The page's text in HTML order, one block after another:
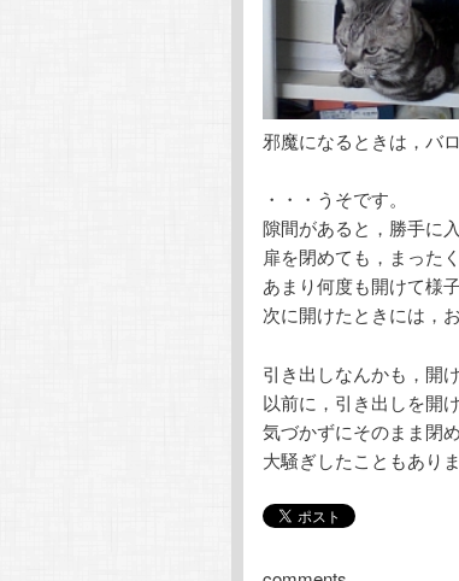
邪魔になるときは，バ
・・・うそです。
隙間があると，勝手に
扉を閉めても，まった
あまり何度も開けて様
次に開けたときには，
引き出しなんかも，開
以前に，引き出しを開
気づかずにそのまま閉
大騒ぎしたこともあり